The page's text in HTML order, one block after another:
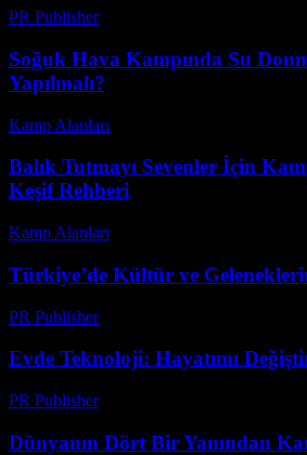
PR Publisher-
Soğuk Hava Kampında Su
Yapılmalı?
Kamp Alanları
Balık Tutmayı Sevenler İçin
Keşif Rehberi
Kamp Alanları
Türkiye’de Kültür ve
PR Publisher-
Evde Teknoloji: Hayatımı
PR Publisher-
Dünyanın Dört Bir Yanından